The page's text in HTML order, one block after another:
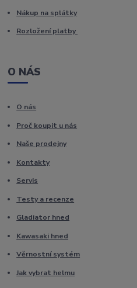
Nákup na splátky
Rozložení platby
O NÁS
O nás
Proč koupit u nás
Naše prodejny
Kontakty
Servis
Testy a recenze
Gladiator hned
Kawasaki hned
Věrnostní systém
Jak vybrat helmu